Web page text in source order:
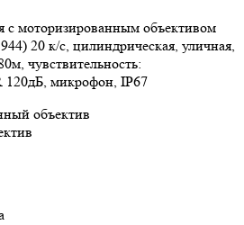
с моторизированным объективом
20 к/с, цилиндрическая, уличная,
чувствительность:
120дБ, микрофон, IP67